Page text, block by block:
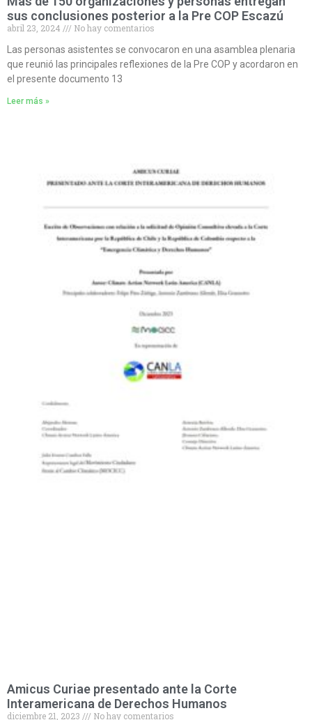
sus conclusiones posterior a la Pre COP Escazú
abril 23, 2024
No hay comentarios
Las personas asistentes se convocaron en una asamblea plenaria
que reunió las principales reflexiones de la Pre COP y acordaron en
el presente documento 13
Leer más »
Amicus Curiae presentado ante la Corte
Interamericana de Derechos Humanos
diciembre 21, 2023 No hay comentarios